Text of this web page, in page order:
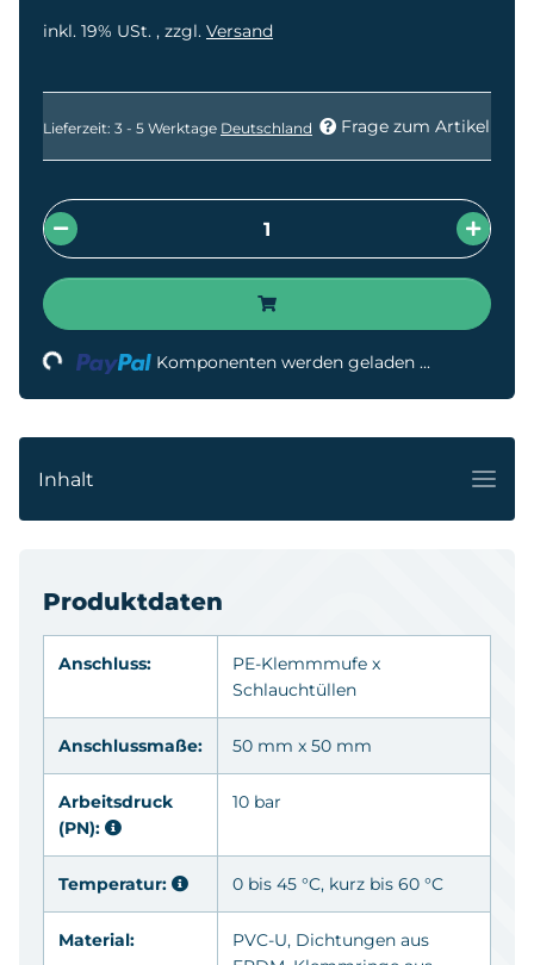
inkl. 19% USt. , zzgl. Versand
Lieferzeit: 3 - 5 Werktage Deutschland Frage zum Artikel
Komponenten werden geladen ...
Inhalt
Produktdaten
Anschluss:
PE-Klemmmufe x
Schlauchtüllen
Anschlussmaße: 50 mm x 50 mm
Arbeitsdruck
(PN):
10 bar
Temperatur: 0 bis 45 °C, kurz bis 60 °C
Material: PVC-U, Dichtungen aus